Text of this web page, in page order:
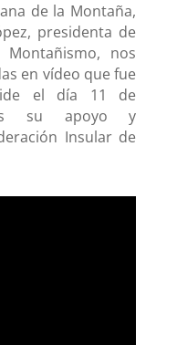
de la Montaña,
presidenta de
nos
en vídeo que fue
el día 11 de
su apoyo y
Insular de